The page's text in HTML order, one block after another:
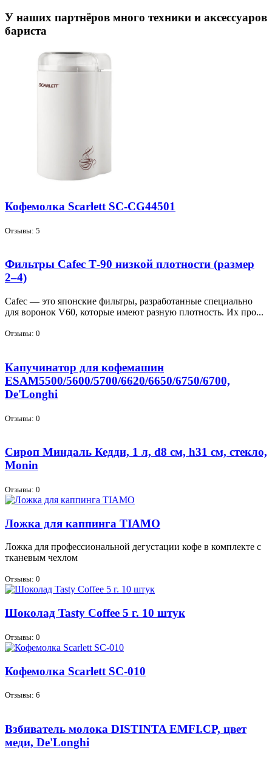
У наших партнёров много техники и аксессуаров
бариста
Кофемолка Scarlett SC-CG44501
Отзывы: 5
Фильтры Cafec Т-90 низкой плотности (размер
2–4)
Cafec — это япон­ские филь­тры, раз­ра­бо­тан­ные спе­ци­аль­но
для во­ро­нок V60, ко­то­рые име­ют раз­ную плот­ность. Их про...
Отзывы: 0
Капучинатор для кофемашин
ESAM5500/5600/5700/6620/6650/6750/6700,
De'Longhi
Отзывы: 0
Сироп Миндаль Кедди, 1 л, d8 см, h31 см, стекло,
Monin
Отзывы: 0
Ложка для каппинга TIAMO
Лож­ка для про­фес­сио­наль­ной де­гу­ста­ции ко­фе в ком­плек­те с
тка­не­вым чех­лом
Отзывы: 0
Шоколад Tasty Coffee 5 г. 10 штук
Отзывы: 0
Кофемолка Scarlett SC-010
Отзывы: 6
Взбиватель молока DISTINTA EMFI.CP, цвет
меди, De'Longhi